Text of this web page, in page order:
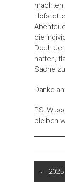
machten
die
Doch
hatten,
Sache
Danke
PS:
bleiben
←